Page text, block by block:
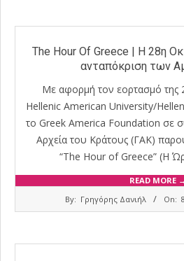
The Hour Of Greece | Η 28η
ανταπόκριση των
Με αφορμή τον εορτασμό της
Hellenic American University/
το Greek America Foundation σε
Αρχεία του Κράτους (ΓΑΚ)
“The Hour of Greece” (Η
READ MORE →
By: Γρηγόρης Δανιήλ On: